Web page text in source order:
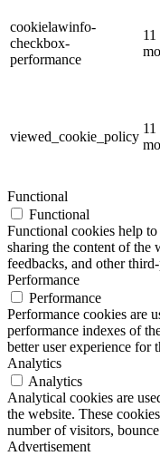
cookielawinfo-
checkbox-
performance
11
viewed_cookie_policy
11
Functional
Functional
Functional cookies help
sharing the content of the
feedbacks, and other
Performance
Performance
Performance cookies are
performance indexes of
better user experience for
Analytics
Analytics
Analytical cookies are
the website. These
number of visitors,
Advertisement